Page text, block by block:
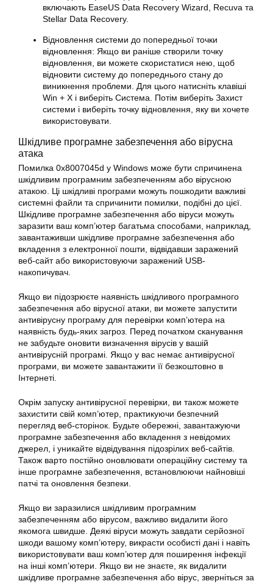
включають EaseUS Data Recovery Wizard, Recuva та
Stellar Data Recovery.
Відновлення системи до попередньої точки
відновлення: Якщо ви раніше створили точку
відновлення, ви можете скористатися нею, щоб
відновити систему до попереднього стану до
виникнення проблеми. Для цього натисніть клавіші
Win + X і виберіть Система. Потім виберіть Захист
системи і виберіть точку відновлення, яку ви хочете
використовувати.
Шкідливе програмне забезпечення або вірусна
атака
Помилка 0x8007045d у Windows може бути спричинена
шкідливим програмним забезпеченням або вірусною
атакою. Ці шкідливі програми можуть пошкодити важливі
системні файли та спричинити помилки, подібні до цієї.
Шкідливе програмне забезпечення або віруси можуть
заразити ваш комп’ютер багатьма способами, наприклад,
завантаживши шкідливе програмне забезпечення або
вкладення з електронної пошти, відвідавши заражений
веб-сайт або використовуючи заражений USB-
накопичувач.
Якщо ви підозрюєте наявність шкідливого програмного
забезпечення або вірусної атаки, ви можете запустити
антивірусну програму для перевірки комп’ютера на
наявність будь-яких загроз. Перед початком сканування
не забудьте оновити визначення вірусів у вашій
антивірусній програмі. Якщо у вас немає антивірусної
програми, ви можете завантажити її безкоштовно в
Інтернеті.
Окрім запуску антивірусної перевірки, ви також можете
захистити свій комп’ютер, практикуючи безпечний
перегляд веб-сторінок. Будьте обережні, завантажуючи
програмне забезпечення або вкладення з невідомих
джерел, і уникайте відвідування підозрілих веб-сайтів.
Також варто постійно оновлювати операційну систему та
інше програмне забезпечення, встановлюючи найновіші
патчі та оновлення безпеки.
Якщо ви заразилися шкідливим програмним
забезпеченням або вірусом, важливо видалити його
якомога швидше. Деякі віруси можуть завдати серйозної
шкоди вашому комп’ютеру, викрасти особисті дані і навіть
використовувати ваш комп’ютер для поширення інфекції
на інші комп’ютери. Якщо ви не знаєте, як видалити
шкідливе програмне забезпечення або вірус, зверніться за